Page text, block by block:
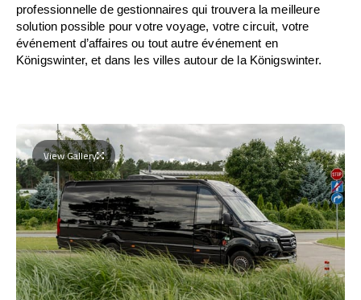
professionnelle de gestionnaires qui trouvera la meilleure
solution possible pour votre voyage, votre circuit, votre
événement d’affaires ou tout autre événement en
Königswinter, et dans les villes autour de la Königswinter.
View Gallery